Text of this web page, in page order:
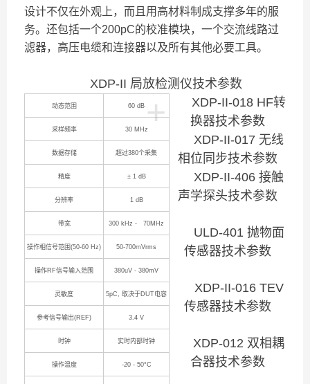
设计不仅在外观上，而且用高材料制成支撑多年的服
务。还包括一个200pC的校准模块，一个交流线路过
滤器，高压电缆和连接器以及所有其他必要工具。
XDP-II 局放检测仪技术参数
+
动态范围 60 dB
采样频率 30 MHz
数据存储 超过380个采集
精度 ± 1 dB
分辨率 1 dB
带宽 300 kHz - 70MHz
操作相信号范围 (50-60 Hz) 50-700mVrms
操作RF信号输入范围 380uV - 380mV
灵敏度 5pC, 取决于DUT电容
参考信号输出(REF) 3.4 V
时钟 实时内部时钟
操作温度 -20 - 50°C
XDP-II-018 HF转
换器技术参数
XDP-II-017 无线
相位同步技术参数
XDP-II-406 接触
声学探头技术参数
ULD-401 抛物面
传感器技术参数
XDP-II-016 TEV
传感器技术参数
XDP-012 双相耦
合器技术参数